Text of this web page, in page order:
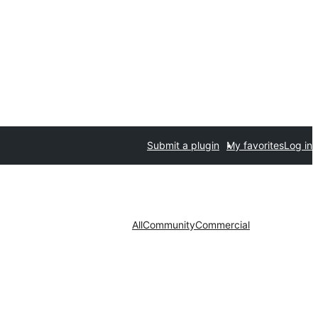
Submit a plugin My favoritesLog in
AllCommunityCommercial